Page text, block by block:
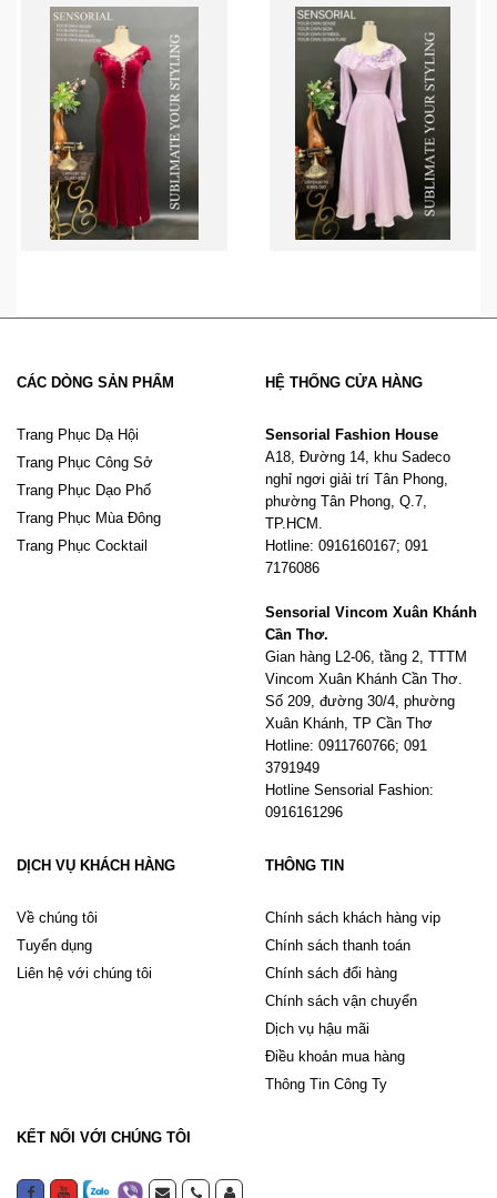
CÁC DÒNG SẢN PHẨM
Trang Phục Dạ Hội
Trang Phục Công Sở
Trang Phục Dạo Phố
Trang Phục Mùa Đông
Trang Phục Cocktail
HỆ THỐNG CỬA HÀNG
Sensorial Fashion House
A18, Đường 14, khu Sadeco
nghỉ ngơi giải trí Tân Phong,
phường Tân Phong, Q.7,
TP.HCM.
Hotline: 0916160167; 091
7176086
Sensorial Vincom Xuân Khánh
Cần Thơ.
Gian hàng L2-06, tầng 2, TTTM
Vincom Xuân Khánh Cần Thơ.
Số 209, đường 30/4, phường
Xuân Khánh, TP Cần Thơ
Hotline: 0911760766; 091
3791949
Hotline Sensorial Fashion:
0916161296
DỊCH VỤ KHÁCH HÀNG
Về chúng tôi
Tuyển dụng
Liên hệ với chúng tôi
THÔNG TIN
Chính sách khách hàng vip
Chính sách thanh toán
Chính sách đổi hàng
Chính sách vận chuyển
Dịch vụ hậu mãi
Điều khoản mua hàng
Thông Tin Công Ty
KẾT NỐI VỚI CHÚNG TÔI